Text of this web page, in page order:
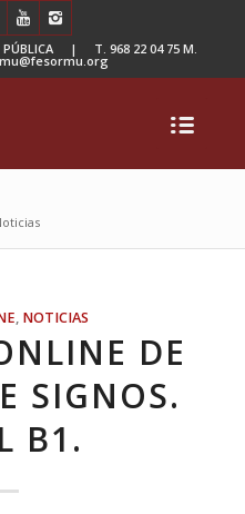
PÚBLICA | T. 968 22 04 75 M.
, NOTICIAS
DE
SIGNOS.
B1.